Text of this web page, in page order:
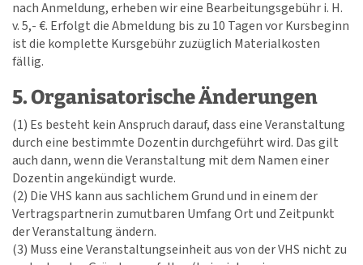
nach Anmeldung, erheben wir eine Bearbeitungsgebühr i. H.
v. 5,- €. Erfolgt die Abmeldung bis zu 10 Tagen vor Kursbeginn
ist die komplette Kursgebühr zuzüglich Materialkosten
fällig.
5. Organisatorische Änderungen
(1) Es besteht kein Anspruch darauf, dass eine Veranstaltung
durch eine bestimmte Dozentin durchgeführt wird. Das gilt
auch dann, wenn die Veranstaltung mit dem Namen einer
Dozentin angekündigt wurde.
(2) Die VHS kann aus sachlichem Grund und in einem der
Vertragspartnerin zumutbaren Umfang Ort und Zeitpunkt
der Veranstaltung ändern.
(3) Muss eine Veranstaltungseinheit aus von der VHS nicht zu